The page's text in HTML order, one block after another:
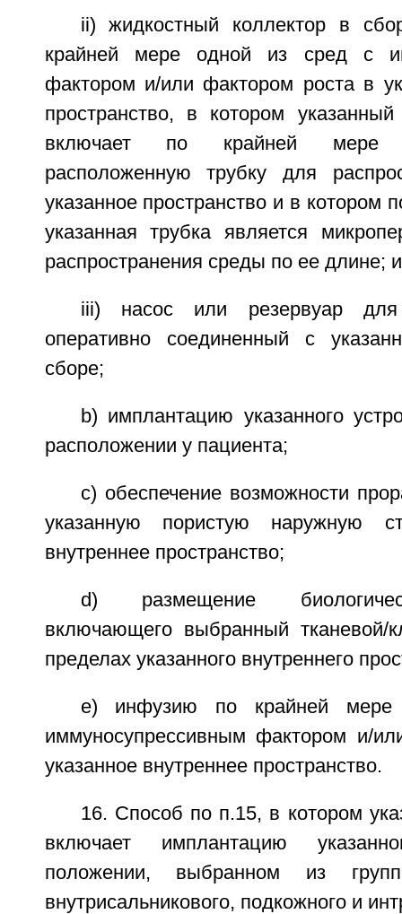
ii) жидкостный коллектор в
крайней мере одной из сред с
фактором и/или фактором роста в
пространство, в котором
включает по крайней мере
расположенную трубку для
указанное пространство и в котором
указанная трубка является
распространения среды по ее длине; и
iii) насос или резервуар
оперативно соединенный с
сборе;
b) имплантацию указанного
расположении у пациента;
c) обеспечение возможности
указанную пористую наружную
внутреннее пространство;
d) размещение
включающего выбранный тканевой/
пределах указанного внутреннего
e) инфузию по крайней
иммуносупрессивным фактором и/
указанное внутреннее пространство.
16. Способ по п.15, в котором
включает имплантацию
положении, выбранном из
внутрисальникового, подкожного и